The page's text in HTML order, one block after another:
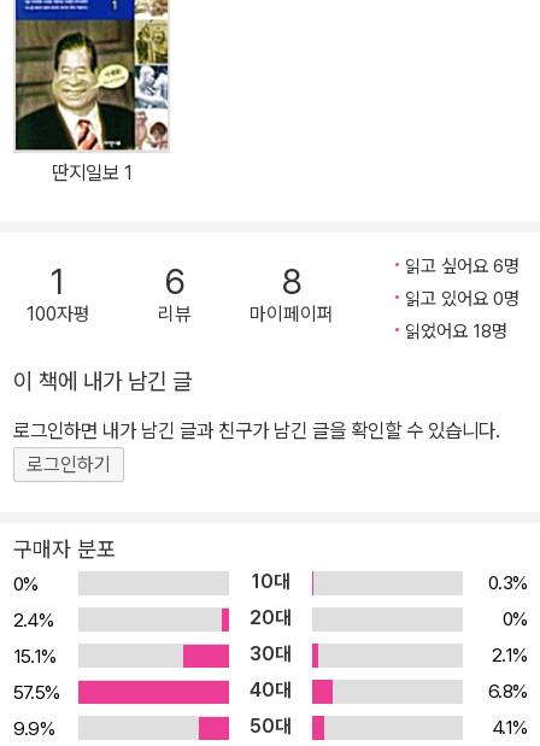
쟁을 막겠다는 일념으로 ‘인간방패’를 자처하며 이라크로 떠난 한국
의 한 동화작가가 있었으니, 그가 바로 박기범이다. 2003년 2월 한
국을 떠나 그해 8월에 돌아오기까지 네 차례에 걸쳐 이라크에 들어가
민간인들과 함께 전쟁을 겪은 그는 그로부터 무려 십 년이 지난 2013
년에야 비로소 그곳에서 몸으로 겪은 것들을 힘겹게나마 글로 토해낼
수 있었다. 낮은산에서 출간한 『그 꿈들』은 박기범 작가가 이라크 전
을 되살려 구성한 이야기에 김종숙 화가가 일 년 여 동안 그린 서른일
곱 점의 유화 그림을 보태 완성한 그림책이다. 이 책은 인간으로서 더
할 수 없이 참혹한 시간을 살았고 여전히 살고 있는 이들의 이름을 하
는 전쟁의 실상을 정제된 언어로 호소력 있게 담아낸 문제작이다. 특
히 이라크 아이들의 육성을 고스란히 담음으로써, 전쟁은 얼굴 없는
관념이 아닌 약하고 무방비한 존재들조차 가차 없이 짓밟는 가장 악
한 사람 한 사람의 삶을 통해 깊이 느끼고 나아가 “평화를 살아가는
일”의 의미를 곰곰이 생각해 볼 소중한 기회를 갖게 할 것이다. 전쟁
을 둘러싼 사람들의 생생한 목소리 전쟁이 파괴한 삶에 대한 준엄한
시선 작가가 이야기하려는 것은 복잡하기 그지없는 전쟁의 배경과 얽
히고설킨 국가 간 이해관계가 아니다. 미국이 이라크를 공격한 ‘진짜
이유’가 무엇인지, 이 전쟁이 국제정치에 어떤 영향을 끼쳤는지 아는
딴지일보 1
1
100자평
6
리뷰
8
마이페이퍼
읽고 싶어요 6명
읽고 있어요 0명
읽었어요 18명
이 책에 내가 남긴 글
로그인하면 내가 남긴 글과 친구가 남긴 글을 확인할 수 있습니다.
로그인하기
구매자 분포
0% 10대
0.3%
2.4%
20대
0%
15.1%
30대
2.1%
57.5%
40대
6.8%
9.9%
50대
4.1%